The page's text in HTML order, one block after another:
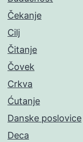
Čekanje
Cilj
Čitanje
Čovek
Crkva
Ćutanje
Danske poslovice
Deca